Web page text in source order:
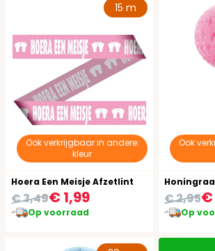
Ook verkrijgbaar in andere:
kleur
15 m
Hoera Een Meisje Afzetlint
€ 1,99
€ 3,49
Op voorraad
Ook
€
€ 2,95
Op